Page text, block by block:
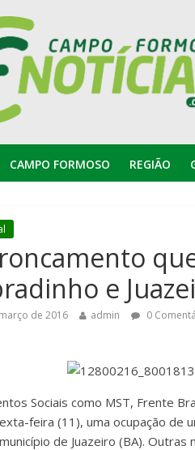
CAMPO FORMOSO REGIÃO
e
de 2016 admin 0
Sociais como MST, Frente
feira (11), uma ocupação de
de Juazeiro (BA).